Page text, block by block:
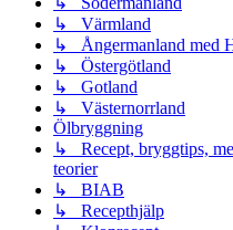
↳ Värmland
↳ Ångermanland med
↳ Östergötland
↳ Gotland
↳ Västernorrland
Ölbryggning
↳ Recept, bryggtips,
teorier
↳ BIAB
↳ Recepthjälp